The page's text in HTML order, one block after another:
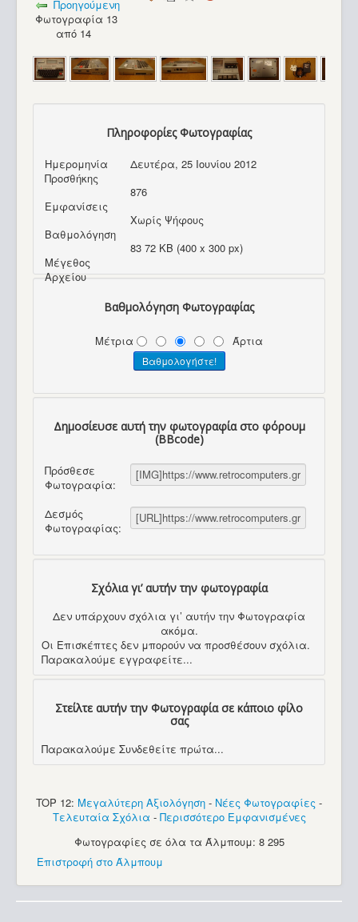
Προηγούμενη
Φωτογραφία 13
από 14
Πληροφορίες Φωτογραφίας
Ημερομηνία
Προσθήκης
Δευτέρα, 25 Ιουνίου 2012
Εμφανίσεις
876
Βαθμολόγηση
Χωρίς Ψήφους
Μέγεθος
Αρχείου
83 72 KB (400 x 300 px)
Βαθμολόγηση Φωτογραφίας
Μέτρια Άρτια
Δημοσίευσε αυτή την φωτογραφία στο φόρουμ
(BBcode)
Πρόσθεσε
Φωτογραφία:
Δεσμός
Φωτογραφίας:
Σχόλια γι’ αυτήν την φωτογραφία
Δεν υπάρχουν σχόλια γι’ αυτήν την Φωτογραφία
ακόμα.
Οι Επισκέπτες δεν μπορούν να προσθέσουν σχόλια.
Παρακαλούμε εγγραφείτε...
Στείλτε αυτήν την Φωτογραφία σε κάποιο φίλο
σας
Παρακαλούμε Συνδεθείτε πρώτα...
TOP 12: Μεγαλύτερη Αξιολόγηση - Νέες Φωτογραφίες -
Τελευταία Σχόλια - Περισσότερο Εμφανισμένες
Φωτογραφίες σε όλα τα Άλμπουμ: 8 295
Επιστροφή στο Άλμπουμ